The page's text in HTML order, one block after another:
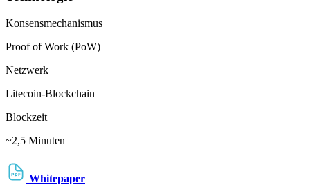
Konsensmechanismus
Proof of Work (PoW)
Netzwerk
Litecoin-Blockchain
Blockzeit
~2,5 Minuten
Whitepaper